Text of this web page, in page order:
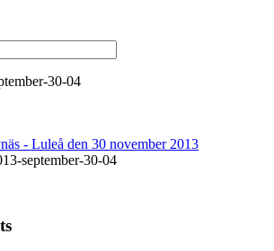
30-04
- Luleå den 30 november 2013
september-30-04